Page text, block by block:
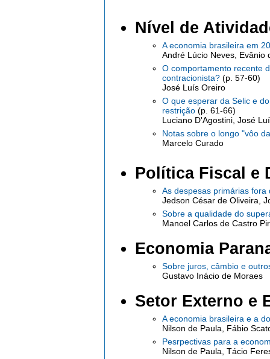
Nível de
A economia brasileira em
André Lúcio Neves, Evânio
O comportamento recente
contracionista? (p. 57-60)
José Luís Oreiro
O que esperar da Selic e
restrição (p. 61-66)
Luciano D'Agostini, José
Notas sobre o longo "vôo
Marcelo Curado
Política Fiscal e
As despesas primárias fora
Jedson César de Oliveira,
Sobre a qualidade do
Manoel Carlos de Castro
Economia
Sobre juros, câmbio e
Gustavo Inácio de Moraes
Setor Externo e
A economia brasileira e a
Nilson de Paula, Fábio
Pesrpectivas para a
Nilson de Paula, Tácio